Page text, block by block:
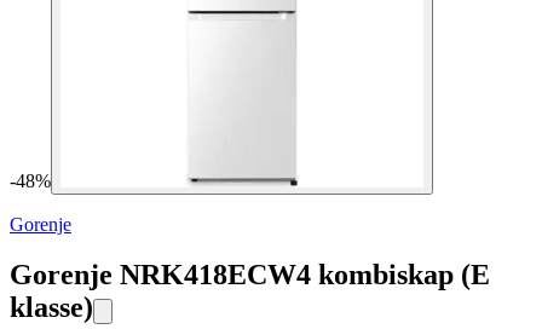
-48%
Gorenje
Gorenje NRK418ECW4 kombiskap (E
klasse)